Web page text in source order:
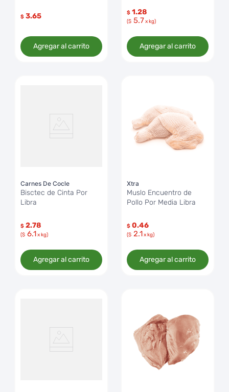
$ 3.65
Agregar al carrito
$ 1.28
($ 5.7x kg)
Agregar al carrito
Carnes De Cocle
Bisctec de Cinta Por
Libra
$ 2.78
($ 6.1x kg)
Agregar al carrito
Xtra
Muslo Encuentro de
Pollo Por Media Libra
$ 0.46
($ 2.1x kg)
Agregar al carrito